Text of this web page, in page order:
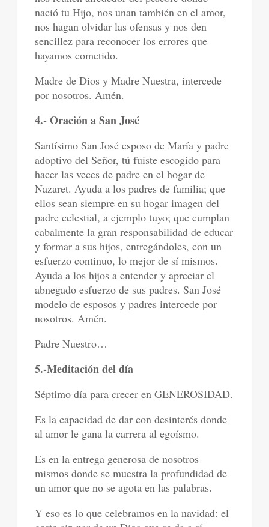
nació tu Hijo, nos unan también en el amor,
nos hagan olvidar las ofensas y nos den
sencillez para reconocer los errores que
hayamos cometido.
Madre de Dios y Madre Nuestra, intercede
por nosotros. Amén.
4.- Oración a San José
Santísimo San José esposo de María y padre
adoptivo del Señor, tú fuiste escogido para
hacer las veces de padre en el hogar de
Nazaret. Ayuda a los padres de familia; que
ellos sean siempre en su hogar imagen del
padre celestial, a ejemplo tuyo; que cumplan
cabalmente la gran responsabilidad de educar
y formar a sus hijos, entregándoles, con un
esfuerzo continuo, lo mejor de sí mismos.
Ayuda a los hijos a entender y apreciar el
abnegado esfuerzo de sus padres. San José
modelo de esposos y padres intercede por
nosotros. Amén.
Padre Nuestro…
5.-Meditación del día
Séptimo día para crecer en GENEROSIDAD.
Es la capacidad de dar con desinterés donde
al amor le gana la carrera al egoísmo.
Es en la entrega generosa de nosotros
mismos donde se muestra la profundidad de
un amor que no se agota en las palabras.
Y eso es lo que celebramos en la navidad: el